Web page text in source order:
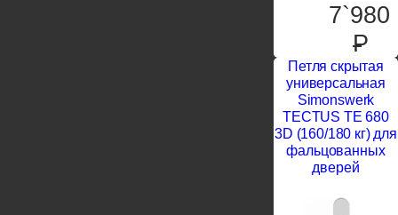
7`980
P
Петля скрытая
универсальная
Simonswerk
TECTUS TE 680
3D (160/180 кг) для
фальцованных
дверей